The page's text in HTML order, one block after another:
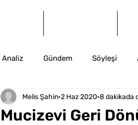
Analiz Gündem Söyleşi
Mucizevi Geri
Melis Şahin 2 Haz 2020 8 dakikada